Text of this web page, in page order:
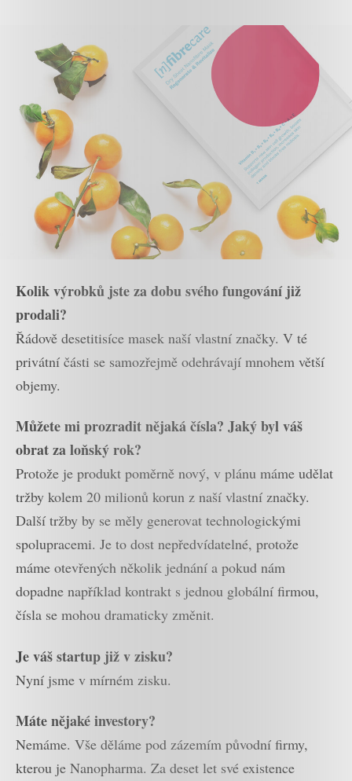
Kolik výrobků jste za dobu svého fungování již
prodali?
Řádově desetitisíce masek naší vlastní značky. V té
privátní části se samozřejmě odehrávají mnohem větší
objemy.
Můžete mi prozradit nějaká čísla? Jaký byl váš
obrat za loňský rok?
Protože je produkt poměrně nový, v plánu máme udělat
tržby kolem 20 milionů korun z naší vlastní značky.
Další tržby by se měly generovat technologickými
spolupracemi. Je to dost nepředvídatelné, protože
máme otevřených několik jednání a pokud nám
dopadne například kontrakt s jednou globální firmou,
čísla se mohou dramaticky změnit.
Je váš startup již v zisku?
Nyní jsme v mírném zisku.
Máte nějaké investory?
Nemáme. Vše děláme pod zázemím původní firmy,
kterou je Nanopharma. Za deset let své existence